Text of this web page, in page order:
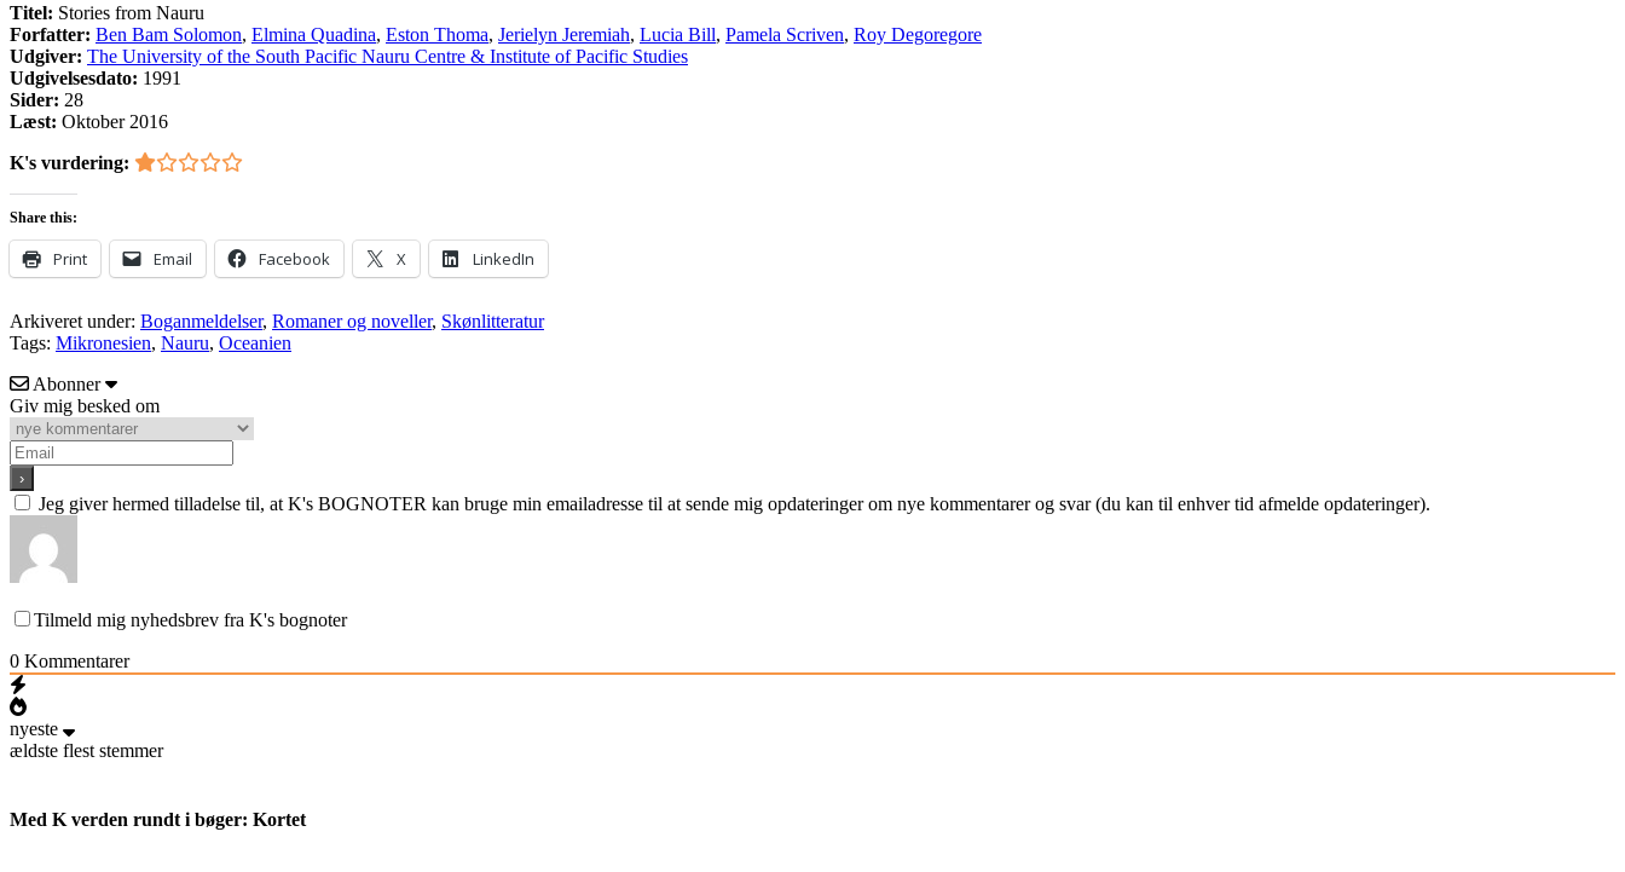
Titel: Stories from Nauru
Forfatter: Ben Bam Solomon, Elmina Quadina, Eston Thoma, Jerielyn Jeremiah, Lucia Bill, Pamela Scriven, Roy Degoregore
Udgiver: The University of the South Pacific Nauru Centre & Institute of Pacific Studies
Udgivelsesdato: 1991
Sider: 28
Læst: Oktober 2016
K's vurdering:
Share this:
Print Email Facebook X LinkedIn
Arkiveret under: Boganmeldelser, Romaner og noveller, Skønlitteratur
Tags: Mikronesien, Nauru, Oceanien
Abonner
Giv mig besked om
Jeg giver hermed tilladelse til, at K's BOGNOTER kan bruge min emailadresse til at sende mig opdateringer om nye kommentarer og svar (du kan til enhver tid afmelde opdateringer).
Tilmeld mig nyhedsbrev fra K's bognoter
0 Kommentarer
nyeste
ældste flest stemmer
Med K verden rundt i bøger: Kortet